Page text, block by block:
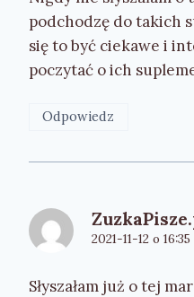
podchodzę do takich
się to być ciekawe i
poczytać o ich
Odpowiedz
2021-11-12 o 16:35
Słyszałam już o tej